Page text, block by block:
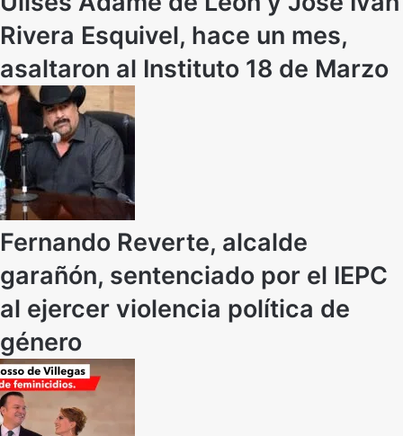
Rivera Esquivel, hace un mes,
asaltaron al Instituto 18 de Marzo
Fernando Reverte, alcalde
garañón, sentenciado por el IEPC
al ejercer violencia política de
género